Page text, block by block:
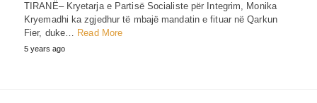
TIRANË– Kryetarja e Partisë Socialiste për Integrim, Monika
Kryemadhi ka zgjedhur të mbajë mandatin e fituar në Qarkun
Fier, duke… Read More
5 years ago